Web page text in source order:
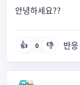
안녕하세요??
👍 0 👎 반응